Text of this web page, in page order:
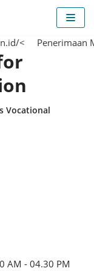
Penerimaan
Vocational
AM - 04.30 PM